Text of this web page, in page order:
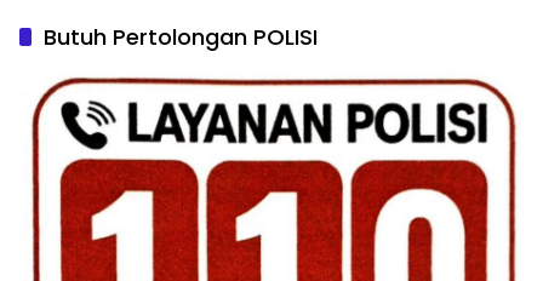
Butuh Pertolongan POLISI